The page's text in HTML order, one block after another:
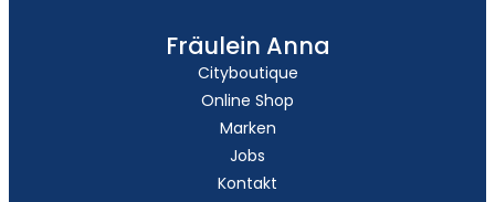
Fräulein Anna
Cityboutique
Online Shop
Marken
Jobs
Kontakt